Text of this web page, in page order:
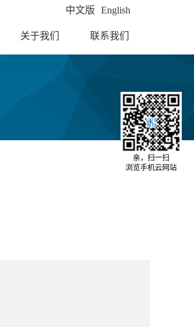
中文版 English
关于我们 联系我们
亲，扫一扫
浏览手机云网站